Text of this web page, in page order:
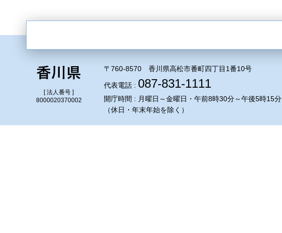
[ 法人番号 ]
8000020370002
〒760-8570 香川県高松市番町四丁目1番10号
代表電話 : 087-831-1111
開庁時間 : 月曜日～金曜日・午前8時30分～午後5時15分
（休日・年末年始を除く）